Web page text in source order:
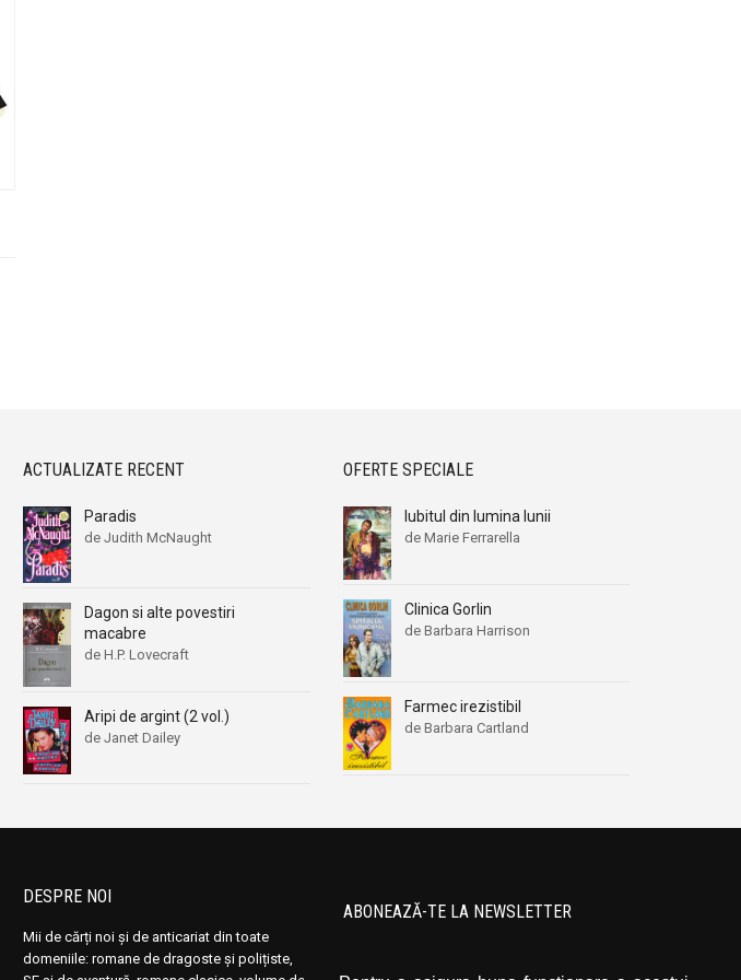
ACTUALIZATE RECENT
Paradis
de Judith McNaught
Dagon si alte povestiri
macabre
de H.P. Lovecraft
Aripi de argint (2 vol.)
de Janet Dailey
OFERTE SPECIALE
Iubitul din lumina lunii
de Marie Ferrarella
Clinica Gorlin
de Barbara Harrison
Farmec irezistibil
de Barbara Cartland
DESPRE NOI
Mii de cărți noi și de anticariat din toate
domeniile: romane de dragoste și polițiste,
ABONEAZĂ-TE LA NEWSLETTER
pe butonul de abonare.